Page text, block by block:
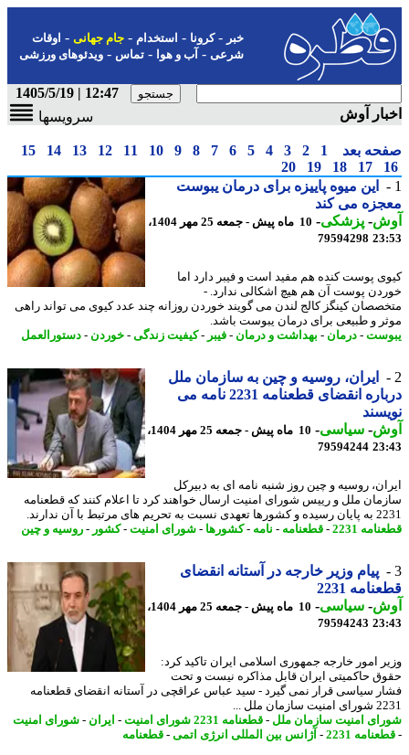
-کرونا-استخدام- جام جهانی-اوقات
شرعی-آب و هوا-تماس-ویدئوهای ورزشی
12:47 | 1405/5/19
آوش
سرویسها
بعد 1
2
3
4
5
6
7
8
9
10
11
12
13
14
15
17
18
19
20
این میوه پاییزه برای درمان یبوست
می کند
-پزشکی-
10 ماه پیش - جمعه 25 مهر 1404،
79594298
پوست کنده هم مفید است و فیبر دارد اما
پوست آن هم هیچ اشکالی ندارد. -
کینگز کالج لندن می گویند خوردن روزانه چند عدد کیوی می تواند راهی
و طبیعی برای درمان یبوست باشد.
-درمان -بهداشت و درمان -فیبر -کیفیت زندگی-خوردن-دستورالعمل
ایران، روسیه و چین به سازمان ملل
درباره انقضای قطعنامه 2231 نامه می
-سیاسی-
10 ماه پیش - جمعه 25 مهر 1404،
79594244
روسیه و چین روز شنبه نامه ای به دبیرکل
ملل و رییس شورای امنیت ارسال خواهند کرد تا اعلام کنند که قطعنامه
های مرتبط با آن ندارند.
2231
-قطعنامه-نامه -کشورها- شورای امنیت-کشور-روسیه و چین
پیام وزیر خارجه در آستانه انقضای
2231
-سیاسی-
10 ماه پیش - جمعه 25 مهر 1404،
79594243
امور خارجه جمهوری اسلامی ایران تاکید کرد:
حاکمیتی ایران قابل مذاکره نیست و تحت
سیاسی قرار نمی گیرد - سید عباس عراقچی در آستانه انقضای قطعنامه
ملل ...
امنیت سازمان ملل -قطعنامه 2231 شورای امنیت -ایران -
شورای امنیت
2231
-آژانس بین المللی انرژی اتمی -قطعنامه